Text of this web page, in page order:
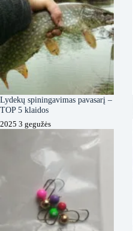
Lydekų spiningavimas pavasarį –
TOP 5 klaidos
2025 3 gegužės